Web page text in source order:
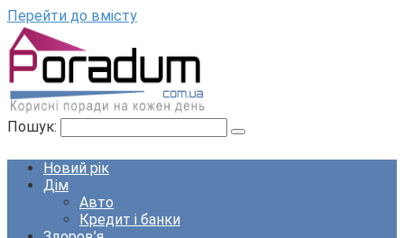
Перейти до вмісту
Пошук:
Новий рік
Дім
Авто
Кредит і банки